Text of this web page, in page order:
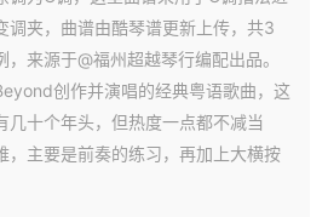
调夹，曲谱由酷琴谱更新上传，共3
来源于@福州超越琴行编配出品。
创作并演唱的经典粤语歌曲，这
几十个年头，但热度一点都不减当
，主要是前奏的练习，再加上大横按